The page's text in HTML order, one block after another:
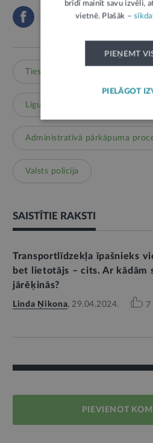
Tieslietas
Līgumi, dokumenti
Administratīvā pārkāpuma
Valsts policija
SAISTĪTIE RAKSTI
Transportlīdzekļa īpašnieks
bet lietotājs – cits. Ar kādām
jārēķinās?
Linda Ņikona, 29.04.2024. 7
PIEVIENOT
brīdī mainīt savu izvēli,
vietnē. Plašāk –
PIEŅEMT
PIELĀGOT